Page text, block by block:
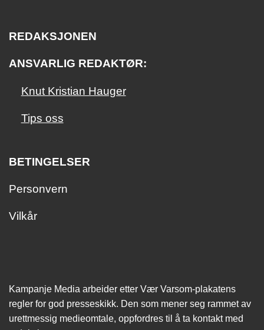
REDAKSJONEN
ANSVARLIG REDAKTØR:
Knut Kristian Hauger
Tips oss
BETINGELSER
Personvern
Vilkår
Kampanje Media arbeider etter Vær Varsom-plakatens
regler for god presseskikk. Den som mener seg rammet av
urettmessig medie­omtale, oppfordres til å ta kontakt med